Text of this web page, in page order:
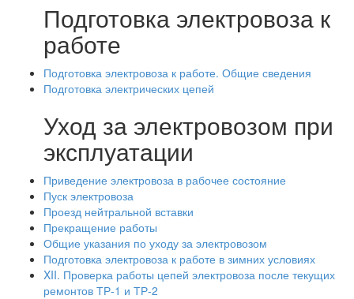
Подготовка электровоза к
работе
Подготовка электровоза к работе. Общие сведения
Подготовка электрических цепей
Уход за электровозом при
эксплуатации
Приведение электровоза в рабочее состояние
Пуск электровоза
Проезд нейтральной вставки
Прекращение работы
Общие указания по уходу за электровозом
Подготовка электровоза к работе в зимних условиях
XII. Проверка работы цепей электровоза после текущих
ремонтов ТР-1 и ТР-2